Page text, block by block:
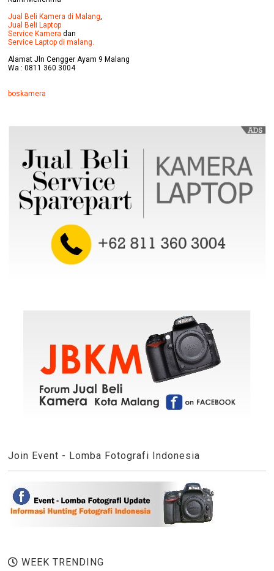
Jual Beli Kamera di Malang
Jual Beli Laptop
Service Kamera dan
Service Laptop di malang.
Alamat Jln Cengger Ayam 9 Malang
Wa : 0811 360 3004
boskamera
Join Event - Lomba Fotografi Indonesia
WEEK TRENDING